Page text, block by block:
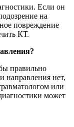
Если он
на
повреждение
КТ.
правильно
направления нет,
или
может